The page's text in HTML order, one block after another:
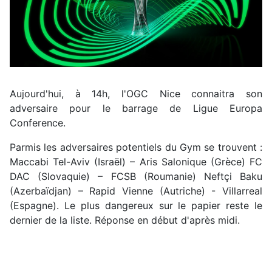
Aujourd'hui, à 14h, l'OGC Nice connaitra son
adversaire pour le barrage de Ligue Europa
Conference.
Parmis les adversaires potentiels du Gym se trouvent :
Maccabi Tel-Aviv (Israël) – Aris Salonique (Grèce) FC
DAC (Slovaquie) – FCSB (Roumanie) Neftçi Baku
(Azerbaïdjan) – Rapid Vienne (Autriche) - Villarreal
(Espagne). Le plus dangereux sur le papier reste le
dernier de la liste. Réponse en début d'après midi.